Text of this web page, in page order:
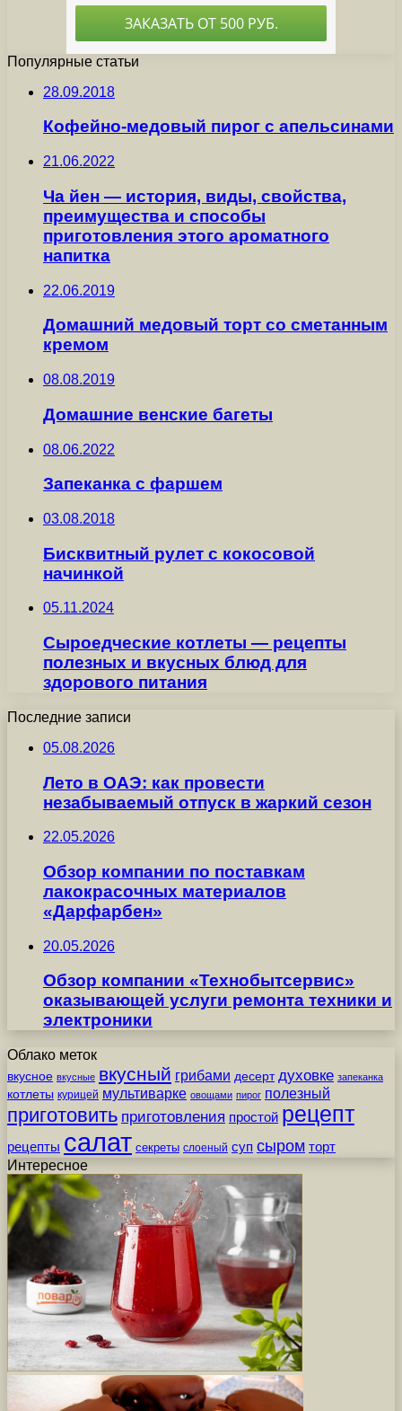
Популярные статьи
28.09.2018
Кофейно-медовый пирог с апельсинами
21.06.2022
Ча йен — история, виды, свойства,
преимущества и способы
приготовления этого ароматного
напитка
22.06.2019
Домашний медовый торт со сметанным
кремом
08.08.2019
Домашние венские багеты
08.06.2022
Запеканка с фаршем
03.08.2018
Бисквитный рулет с кокосовой
начинкой
05.11.2024
Сыроедческие котлеты — рецепты
полезных и вкусных блюд для
здорового питания
Последние записи
05.08.2026
Лето в ОАЭ: как провести
незабываемый отпуск в жаркий сезон
22.05.2026
Обзор компании по поставкам
лакокрасочных материалов
«Дарфарбен»
20.05.2026
Обзор компании «Технобытсервис»
оказывающей услуги ремонта техники и
электроники
Облако меток
вкусное вкусные вкусный грибами десерт духовке запеканка
котлеты курицей мультиварке овощами пирог полезный
приготовить приготовления простой рецепт
рецепты салат секреты слоеный суп сыром торт
Интересное